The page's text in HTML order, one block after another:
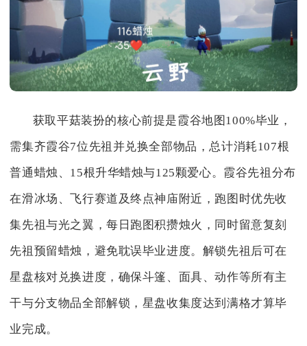
获取平菇装扮的核心前提是霞谷地图100%毕业，
需集齐霞谷7位先祖并兑换全部物品，总计消耗107根
普通蜡烛、15根升华蜡烛与125颗爱心。霞谷先祖分布
在滑冰场、飞行赛道及终点神庙附近，跑图时优先收
集先祖与光之翼，每日跑图积攒烛火，同时留意复刻
先祖预留蜡烛，避免耽误毕业进度。解锁先祖后可在
星盘核对兑换进度，确保斗篷、面具、动作等所有主
干与分支物品全部解锁，星盘收集度达到满格才算毕
业完成。